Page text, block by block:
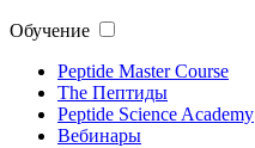
Обучение
Peptide Master Course
The Пептиды
Peptide Science Academy
Вебинары